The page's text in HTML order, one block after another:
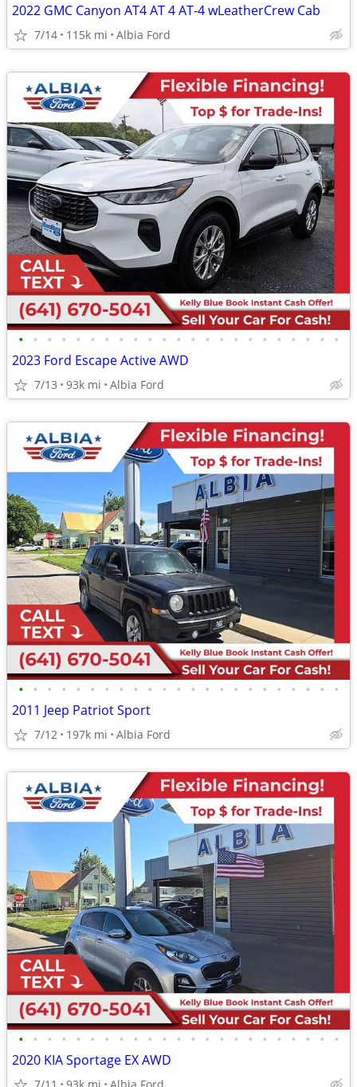
2022 GMC Canyon AT4 AT 4 AT-4 wLeatherCrew Cab
7/14 115k mi Albia Ford
• • • • • • • • • • • • • • • • • • • • • • •
2023 Ford Escape Active AWD
7/13 93k mi Albia Ford
• • • • • • • • • • • • • • • • • • • • • • •
2011 Jeep Patriot Sport
7/12 197k mi Albia Ford
• • • • • • • • • • • • • • • • • • • • • • •
2020 KIA Sportage EX AWD